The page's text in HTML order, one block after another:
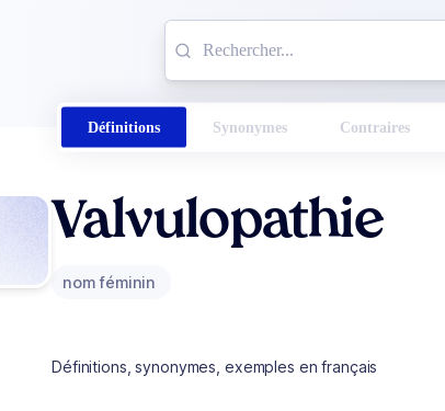
Définitions Synonymes Contraires
Valvulopathie
nom féminin
Définitions, synonymes, exemples en français